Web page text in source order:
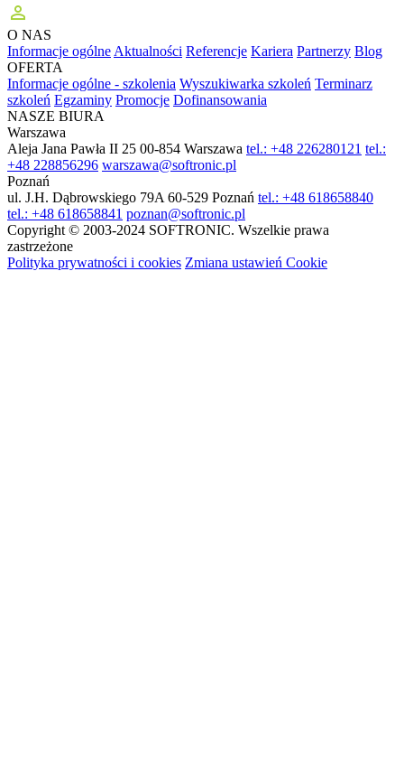
perm_identity
O NAS
Informacje ogólne Aktualności Referencje Kariera Partnerzy Blog
OFERTA
Informacje ogólne - szkolenia Wyszukiwarka szkoleń Terminarz
szkoleń Egzaminy Promocje Dofinansowania
NASZE BIURA
Warszawa
Aleja Jana Pawła II 25 00-854 Warszawa tel.: +48 226280121 tel.:
+48 228856296 warszawa@softronic.pl
Poznań
ul. J.H. Dąbrowskiego 79A 60-529 Poznań tel.: +48 618658840
tel.: +48 618658841 poznan@softronic.pl
Copyright © 2003-2024 SOFTRONIC. Wszelkie prawa
zastrzeżone
Polityka prywatności i cookies Zmiana ustawień Cookie